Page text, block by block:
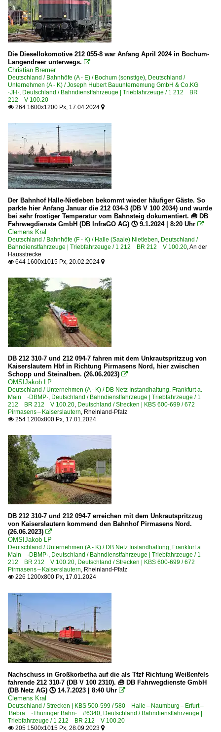
Die Diesellokomotive 212 055-8 war Anfang April 2024 in Bochum-
Langendreer unterwegs. 
Christian Bremer
Deutschland / Bahnhöfe (A - E) / Bochum (sonstige), Deutschland /
Unternehmen (A - K) / Joseph Hubert Bauunternemung GmbH & Co.KG
·JH·, Deutschland / Bahndienstfahrzeuge | Triebfahrzeuge / 1 212 BR
212 V 100.20
 264 1600x1200 Px, 17.04.2024 
Der Bahnhof Halle-Nietleben bekommt wieder häufiger Gäste. So
parkte hier Anfang Januar die 212 034-3 (DB V 100 2034) und wurde
bei sehr frostiger Temperatur vom Bahnsteig dokumentiert. 🧰 DB
Fahrwegdienste GmbH (DB InfraGO AG) 🕓 9.1.2024 | 8:20 Uhr 
Clemens Kral
Deutschland / Bahnhöfe (F - K) / Halle (Saale) Nietleben, Deutschland /
Bahndienstfahrzeuge | Triebfahrzeuge / 1 212 BR 212 V 100.20,An der
Hausstrecke
 644 1600x1015 Px, 20.02.2024 
DB 212 310-7 und 212 094-7 fahren mit dem Unkrautspritzzug von
Kaiserslautern Hbf in Richtung Pirmasens Nord, hier zwischen
Schopp und Steinalben. (26.06.2023) 
OMSIJakob LP
Deutschland / Unternehmen (A - K) / DB Netz Instandhaltung, Frankfurt a.
Main ·DBMP·, Deutschland / Bahndienstfahrzeuge | Triebfahrzeuge / 1
212 BR 212 V 100.20, Deutschland / Strecken | KBS 600-699 / 672
Pirmasens – Kaiserslautern, Rheinland-Pfalz
 254 1200x800 Px, 17.01.2024
DB 212 310-7 und 212 094-7 erreichen mit dem Unkrautspritzzug
von Kaiserslautern kommend den Bahnhof Pirmasens Nord.
(26.06.2023) 
OMSIJakob LP
Deutschland / Unternehmen (A - K) / DB Netz Instandhaltung, Frankfurt a.
Main ·DBMP·, Deutschland / Bahndienstfahrzeuge | Triebfahrzeuge / 1
212 BR 212 V 100.20, Deutschland / Strecken | KBS 600-699 / 672
Pirmasens – Kaiserslautern, Rheinland-Pfalz
 226 1200x800 Px, 17.01.2024
Nachschuss in Großkorbetha auf die als Tfzf Richtung Weißenfels
fahrende 212 310-7 (DB V 100 2310). 🧰 DB Fahrwegdienste GmbH
(DB Netz AG) 🕓 14.7.2023 | 8:40 Uhr 
Clemens Kral
Deutschland / Strecken | KBS 500-599 / 580 Halle – Naumburg – Erfurt –
Bebra ·Thüringer Bahn· #6340, Deutschland / Bahndienstfahrzeuge |
Triebfahrzeuge / 1 212 BR 212 V 100.20
 205 1500x1015 Px, 28.09.2023 